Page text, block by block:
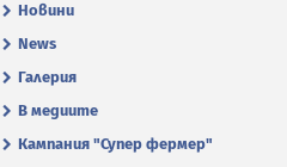
Новини
News
Галерия
В медиите
Кампания "Супер фермер"